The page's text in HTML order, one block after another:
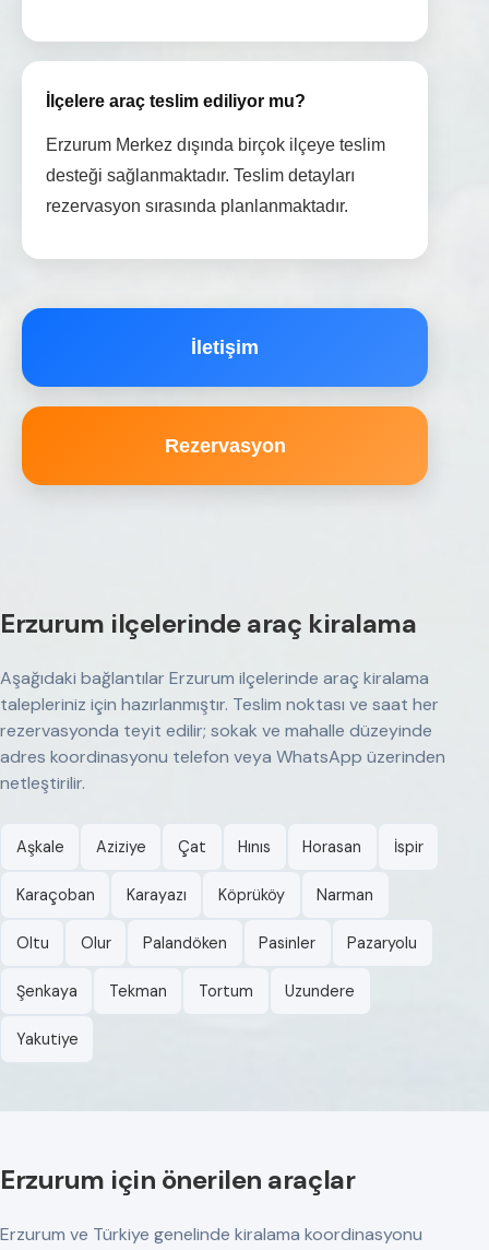
İlçelere araç teslim ediliyor mu?
Erzurum Merkez dışında birçok ilçeye teslim
desteği sağlanmaktadır. Teslim detayları
rezervasyon sırasında planlanmaktadır.
İletişim
Rezervasyon
Erzurum ilçelerinde araç kiralama
Aşağıdaki bağlantılar Erzurum ilçelerinde araç kiralama
talepleriniz için hazırlanmıştır. Teslim noktası ve saat her
rezervasyonda teyit edilir; sokak ve mahalle düzeyinde
adres koordinasyonu telefon veya WhatsApp üzerinden
netleştirilir.
Aşkale Aziziye Çat Hınıs Horasan İspir
Karaçoban Karayazı Köprüköy Narman
Oltu Olur Palandöken Pasinler Pazaryolu
Şenkaya Tekman Tortum Uzundere
Yakutiye
Erzurum için önerilen araçlar
Erzurum ve Türkiye genelinde kiralama koordinasyonu